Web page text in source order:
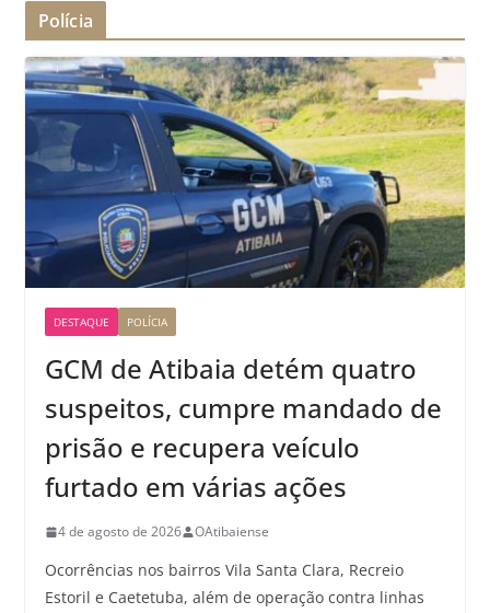
Polícia
DESTAQUE POLÍCIA
GCM de Atibaia detém quatro
suspeitos, cumpre mandado de
prisão e recupera veículo
furtado em várias ações
4 de agosto de 2026 OAtibaiense
Ocorrências nos bairros Vila Santa Clara, Recreio
Estoril e Caetetuba, além de operação contra linhas